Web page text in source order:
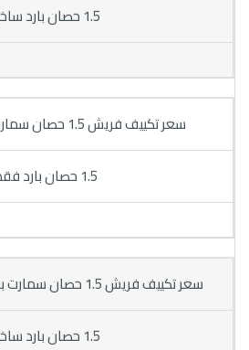
1.5 حصان بارد ساخن
سعر تكييف فريش 1.5 حصان سمارت بدون بلازما بارد
1.5 حصان بارد فقط
سعر تكييف فريش 1.5 حصان سمارت بدون بلازما بارد ساخن
1.5 حصان بارد ساخن